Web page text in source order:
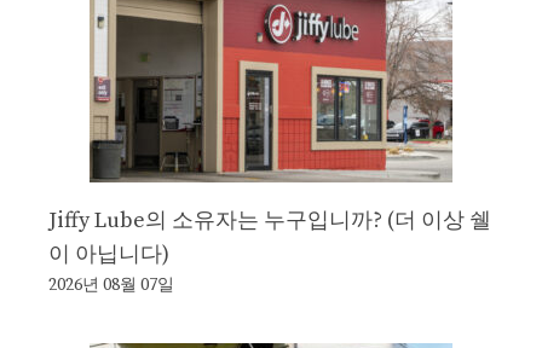
Jiffy Lube의 소유자는 누구입니까? (더 이상 쉘
이 아닙니다)
2026년 08월 07일